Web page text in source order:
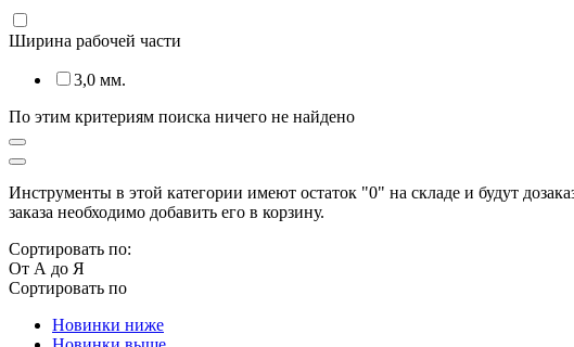
Ширина рабочей части
3,0 мм.
По этим критериям поиска ничего не найдено
Инструменты в этой категории имеют остаток "0" на складе и будут
заказа необходимо добавить его в корзину.
Сортировать по:
От А до Я
Сортировать по
Новинки ниже